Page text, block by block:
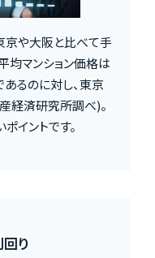
京や大阪と比べて手
均マンション価格は
るのに対し、東京
経済研究所調べ)。
イントです。
り